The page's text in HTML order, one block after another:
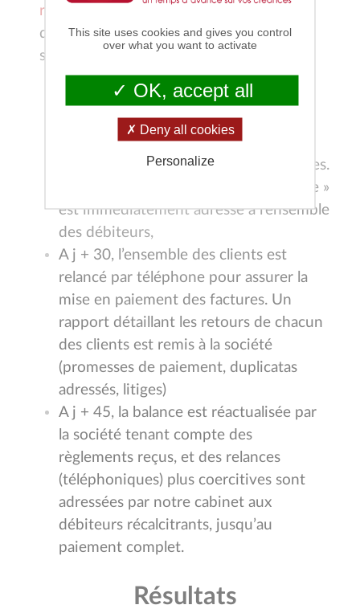
recouvrement externalisé
déroule à chaque fin de mois selon un
scénario bien défini :
A j +20 date de facture, la société
adresse à notre cabinet sous format
Excel la balance clients ainsi qu’une
copie pdf des factures correspondantes.
Un 1er courrier de « rappel d’échéance »
est immédiatement adressé à l’ensemble
des débiteurs,
A j + 30, l’ensemble des clients est
relancé par téléphone pour assurer la
mise en paiement des factures. Un
rapport détaillant les retours de chacun
des clients est remis à la société
(promesses de paiement, duplicatas
adressés, litiges)
A j + 45, la balance est réactualisée par
la société tenant compte des
règlements reçus, et des relances
(téléphoniques) plus coercitives sont
adressées par notre cabinet aux
débiteurs récalcitrants, jusqu’au
paiement complet.
Résultats
This site uses cookies and gives you control
over what you want to activate
OK, accept all
Deny all cookies
Personalize